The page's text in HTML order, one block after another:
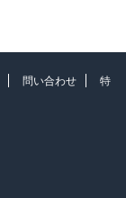
問い合わせ
特